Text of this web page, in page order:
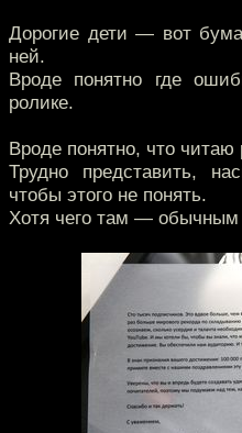
Дорогие дети — вот
ней.
Вроде понятно где
ролике.
Вроде понятно, что читаю
Трудно представить,
чтобы этого не понять.
Хотя чего там —